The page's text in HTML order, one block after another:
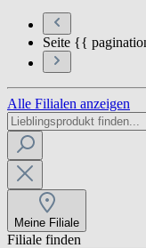
Seite {{
Alle Filialen anzeigen
Meine Filiale
Filiale finden